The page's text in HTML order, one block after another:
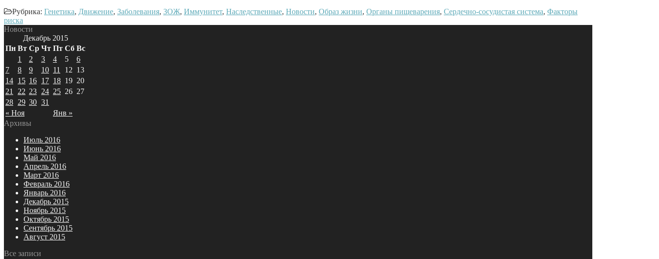
Рубрика: Генетика, Движение, Заболевания, ЗОЖ, Иммунитет, Наследственные, Новости, Образ жизни, Органы пищеварения, Сердечно-сосудистая система, Факторы
риска
Новости
Декабрь 2015
Пн Вт Ср Чт Пт Сб Вс
« Ноя Янв »
1 2 3 4 5
6
7
8 9 10 11 12 13
14 15 16 17 18 19 20
21 22 23 24 25 26 27
28 29 30 31
Архивы
Июль 2016
Июнь 2016
Май 2016
Апрель 2016
Март 2016
Февраль 2016
Январь 2016
Декабрь 2015
Ноябрь 2015
Октябрь 2015
Сентябрь 2015
Август 2015
Все записи